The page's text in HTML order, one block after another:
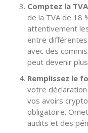
Comptez la
de la TVA de 18
attentivement
entre
avec des
peut devenir
Remplissez le
votre
vos avoirs
obligatoire.
audits et des